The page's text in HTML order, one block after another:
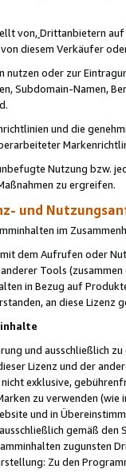
von,Drittanbietern auf
diesem Verkäufer
nutzen oder zur
Subdomain-Namen,
und die
Nutzung bzw.
zu ergreifen.
und
im
dem Aufrufen oder
Tools (zusammen
in Bezug auf
an diese Lizenz
und ausschließlich
Lizenz und der
exklusive,
zu verwenden
und in
gemäß
zugunsten
Zu den